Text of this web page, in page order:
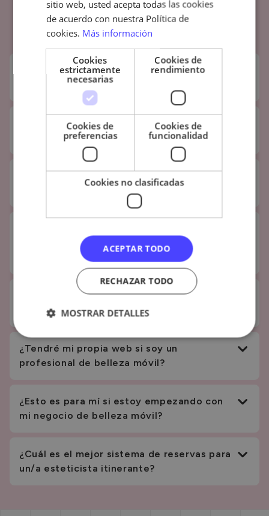
programación de salones móviles
¿Prefieres hablar con alguien? Chatea con nosotros.
Estamos a tu disposición.
¿Qué es la programación de agenda para
salones de belleza móviles?
¿Es Book in Beautiful adecuado para
profesionales de la belleza móviles?
¿Pueden los clientes introducir su dirección
reservas a planificar el tiempo de viaje
¿Puedo limitar mi disponibilidad a
determinadas zonas o días?
¿Tendré mi propia web si soy un
profesional de belleza móvil?
una web
personalizada para tu negocio con Book in
¿Esto es para mí si estoy empezando con
mi negocio de belleza móvil?
¿Cuál es el mejor sistema de reservas para
un/a esteticista itinerante?
sitio web, usted acepta todas las cookies
de acuerdo con nuestra Política de
cookies. Más información
Cookies
estrictamente
necesarias
Cookies de
rendimiento
Cookies de
preferencias
Cookies de
funcionalidad
Cookies no clasificadas
ACEPTAR TODO
RECHAZAR TODO
MOSTRAR DETALLES